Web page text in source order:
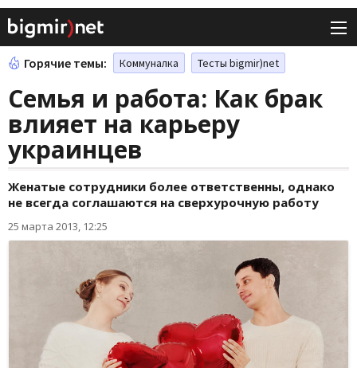
Горячие темы: Коммуналка Тесты bigmir)net
Семья и работа: Как брак
влияет на карьеру
украинцев
Женатые сотрудники более ответственны, однако
не всегда соглашаются на сверхурочную работу
25 марта 2013, 12:25